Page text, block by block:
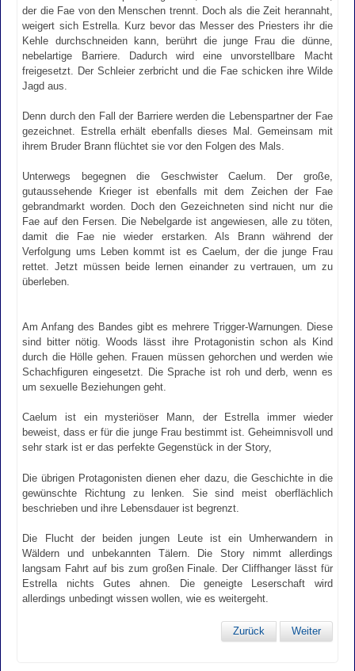
der die Fae von den Menschen trennt. Doch als die Zeit herannaht,
weigert sich Estrella. Kurz bevor das Messer des Priesters ihr die
Kehle durchschneiden kann, berührt die junge Frau die dünne,
nebelartige Barriere. Dadurch wird eine unvorstellbare Macht
freigesetzt. Der Schleier zerbricht und die Fae schicken ihre Wilde
Jagd aus.
Denn durch den Fall der Barriere werden die Lebenspartner der Fae
gezeichnet. Estrella erhält ebenfalls dieses Mal. Gemeinsam mit
ihrem Bruder Brann flüchtet sie vor den Folgen des Mals.
Unterwegs begegnen die Geschwister Caelum. Der große,
gutaussehende Krieger ist ebenfalls mit dem Zeichen der Fae
gebrandmarkt worden. Doch den Gezeichneten sind nicht nur die
Fae auf den Fersen. Die Nebelgarde ist angewiesen, alle zu töten,
damit die Fae nie wieder erstarken. Als Brann während der
Verfolgung ums Leben kommt ist es Caelum, der die junge Frau
rettet. Jetzt müssen beide lernen einander zu vertrauen, um zu
überleben.
Am Anfang des Bandes gibt es mehrere Trigger-Warnungen. Diese
sind bitter nötig. Woods lässt ihre Protagonistin schon als Kind
durch die Hölle gehen. Frauen müssen gehorchen und werden wie
Schachfiguren eingesetzt. Die Sprache ist roh und derb, wenn es
um sexuelle Beziehungen geht.
Caelum ist ein mysteriöser Mann, der Estrella immer wieder
beweist, dass er für die junge Frau bestimmt ist. Geheimnisvoll und
sehr stark ist er das perfekte Gegenstück in der Story,
Die übrigen Protagonisten dienen eher dazu, die Geschichte in die
gewünschte Richtung zu lenken. Sie sind meist oberflächlich
beschrieben und ihre Lebensdauer ist begrenzt.
Die Flucht der beiden jungen Leute ist ein Umherwandern in
Wäldern und unbekannten Tälern. Die Story nimmt allerdings
langsam Fahrt auf bis zum großen Finale. Der Cliffhanger lässt für
Estrella nichts Gutes ahnen. Die geneigte Leserschaft wird
allerdings unbedingt wissen wollen, wie es weitergeht.
Zurück Weiter